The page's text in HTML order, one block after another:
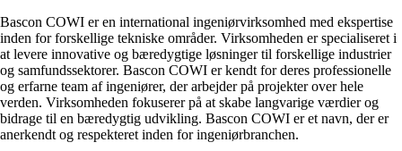
Bascon COWI er en international ingeniørvirksomhed med ekspertise
inden for forskellige tekniske områder. Virksomheden er specialiseret i
at levere innovative og bæredygtige løsninger til forskellige industrier
og samfundssektorer. Bascon COWI er kendt for deres professionelle
og erfarne team af ingeniører, der arbejder på projekter over hele
verden. Virksomheden fokuserer på at skabe langvarige værdier og
bidrage til en bæredygtig udvikling. Bascon COWI er et navn, der er
anerkendt og respekteret inden for ingeniørbranchen.